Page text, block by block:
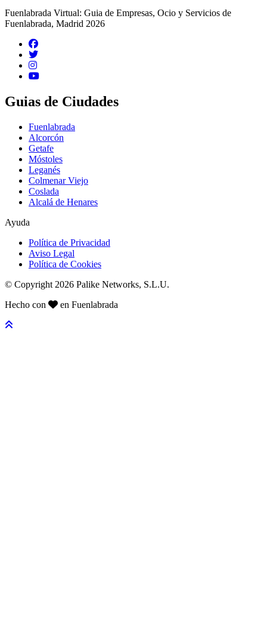
Fuenlabrada Virtual: Guia de Empresas, Ocio y Servicios de
Fuenlabrada, Madrid 2026
Guias de Ciudades
Fuenlabrada
Alcorcón
Getafe
Móstoles
Leganés
Colmenar Viejo
Coslada
Alcalá de Henares
Ayuda
Política de Privacidad
Aviso Legal
Política de Cookies
© Copyright 2026 Palike Networks, S.L.U.
Hecho con
en Fuenlabrada